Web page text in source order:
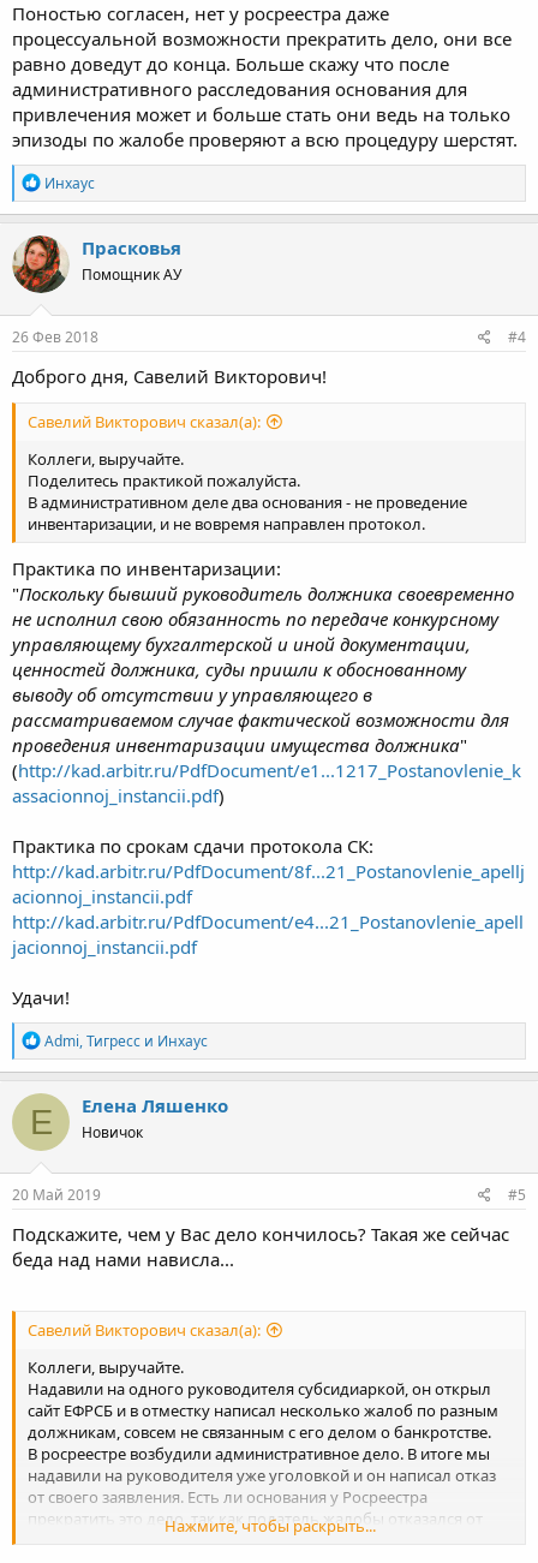
Поностью согласен, нет у росреестра даже
процессуальной возможности прекратить дело, они все
равно доведут до конца. Больше скажу что после
административного расследования основания для
привлечения может и больше стать они ведь на только
эпизоды по жалобе проверяют а всю процедуру шерстят.
Р
е
а
к
ц
и
и
:
Инхаус
Прасковья
Помощник АУ
26 Фев 2018 #4
Доброго дня, Савелий Викторович!
Савелий Викторович сказал(а):
Коллеги, выручайте.
Поделитесь практикой пожалуйста.
В административном деле два основания - не проведение
инвентаризации, и не вовремя направлен протокол.
Практика по инвентаризации:
"Поскольку бывший руководитель должника своевременно
не исполнил свою обязанность по передаче конкурсному
управляющему бухгалтерской и иной документации,
ценностей должника, суды пришли к обоснованному
выводу об отсутствии у управляющего в
рассматриваемом случае фактической возможности для
проведения инвентаризации имущества должника"
(http://kad.arbitr.ru/PdfDocument/e1...1217_Postanovlenie_k
assacionnoj_instancii.pdf)
Практика по срокам сдачи протокола СК:
http://kad.arbitr.ru/PdfDocument/8f...21_Postanovlenie_apellj
acionnoj_instancii.pdf
http://kad.arbitr.ru/PdfDocument/e4...21_Postanovlenie_apell
jacionnoj_instancii.pdf
Удачи!
Р
е
а
к
ц
и
и
:
Admi,Тигресс и Инхаус
Е Елена Ляшенко
Новичок
20 Май 2019 #5
Подскажите, чем у Вас дело кончилось? Такая же сейчас
беда над нами нависла...
Савелий Викторович сказал(а):
Коллеги, выручайте.
Надавили на одного руководителя субсидиаркой, он открыл
сайт ЕФРСБ и в отместку написал несколько жалоб по разным
должникам, совсем не связанным с его делом о банкротстве.
В росреестре возбудили административное дело. В итоге мы
надавили на руководителя уже уголовкой и он написал отказ
от своего заявления. Есть ли основания у Росреестра
прекратить это дело, так как податель жалобы отказался от
нее? Поделитесь практикой пожалуйста.
Нажмите, чтобы раскрыть...